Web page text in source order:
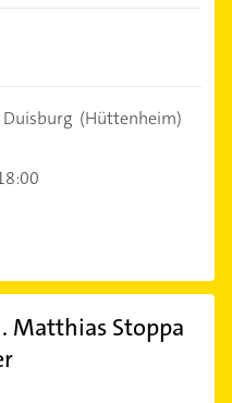
(Hüttenheim)
Matthias Stoppa